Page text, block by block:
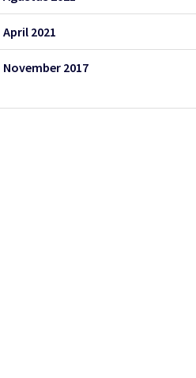
April 2021
November 2017